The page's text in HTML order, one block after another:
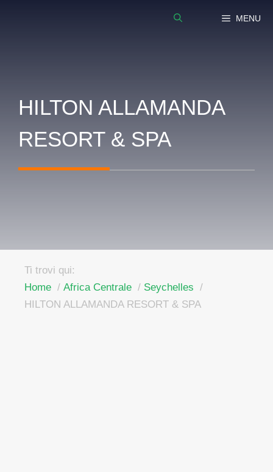
MENU
HILTON ALLAMANDA
RESORT & SPA
Ti trovi qui:
Home
Africa Centrale
Seychelles
HILTON ALLAMANDA RESORT & SPA